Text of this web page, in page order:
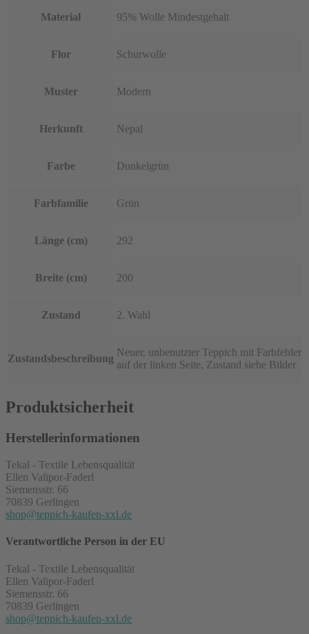
Material 95% Wolle Mindestgehalt
Flor Schurwolle
Muster Modern
Herkunft Nepal
Farbe Dunkelgrün
Farbfamilie Grün
Länge (cm) 292
Breite (cm) 200
Zustand 2. Wahl
Zustandsbeschreibung
Neuer, unbenutzter Teppich mit Farbfehler
auf der linken Seite, Zustand siehe Bilder
Produktsicherheit
Herstellerinformationen
Tekal - Textile Lebensqualität
Ellen Valipor-Faderl
Siemensstr. 66
70839 Gerlingen
shop@teppich-kaufen-xxl.de
Verantwortliche Person in der EU
Tekal - Textile Lebensqualität
Ellen Valipor-Faderl
Siemensstr. 66
70839 Gerlingen
shop@teppich-kaufen-xxl.de